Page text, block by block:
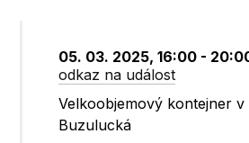
05. 03. 2025, 16:00 -
odkaz na událost
Velkoobjemový kontejner
Buzulucká